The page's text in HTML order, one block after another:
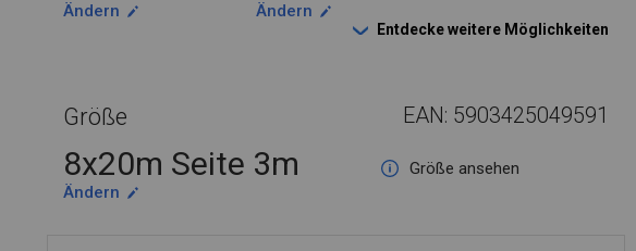
Ändern Ändern
Entdecke weitere Möglichkeiten
Größe EAN: 5903425049591
8x20m Seite 3m
Größe ansehen
Ändern